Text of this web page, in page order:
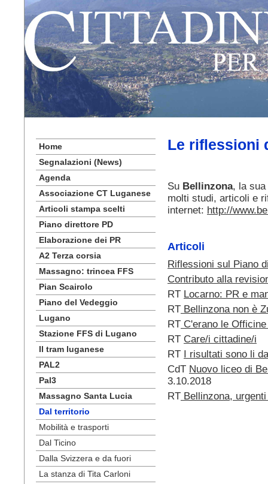
Home
Segnalazioni (News)
Agenda
Associazione CT Luganese
Articoli stampa scelti
Piano direttore PD
Elaborazione dei PR
A2 Terza corsia
Massagno: trincea FFS
Pian Scairolo
Piano del Vedeggio
Lugano
Stazione FFS di Lugano
Il tram luganese
PAL2
Pal3
Massagno Santa Lucia
Dal territorio
Mobilità e trasporti
Dal Ticino
Dalla Svizzera e da fuori
La stanza di Tita Carloni
Le riflessioni
Su Bellinzona, la sua
molti studi, articoli e
internet: http://
Articoli
Riflessioni sul Piano
Contributo alla
RT Locarno: PR e
RT Bellinzona non è
RT C'erano le
RT Care/i cittadine/i
RT I risultati sono li
CdT Nuovo liceo di
3.10.2018
RT Bellinzona,